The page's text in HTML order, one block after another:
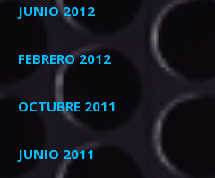
JUNIO 2012
FEBRERO 2012
OCTUBRE 2011
JUNIO 2011